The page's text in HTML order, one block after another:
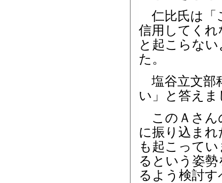
仁比氏は「
信用してく
と起こらな
た。
塩谷立文部
い」と答えま
このＡさん
に振り込ま
も起こって
るという姿
るよう検討